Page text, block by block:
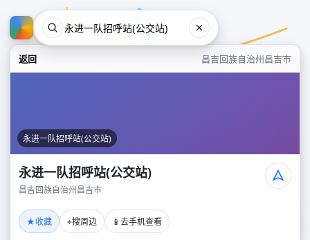
返回 昌吉回族自治州昌吉市
永进一队招呼站(公交站)
永进一队招呼站(公交站)
昌吉回族自治州昌吉市
★收藏 ⌖搜周边 📱 去手机查看